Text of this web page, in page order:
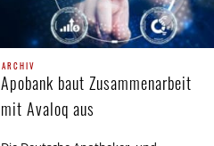
ARCHIV
Apobank baut Zusammenarbeit
mit Avaloq aus